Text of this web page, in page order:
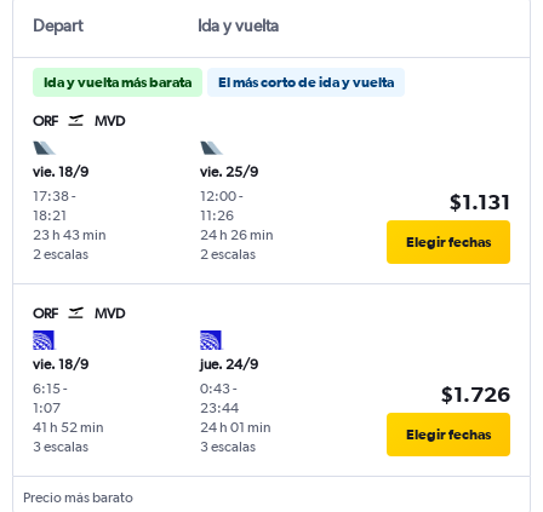
Depart Ida y vuelta
Ida y vuelta más barata El más corto de ida y vuelta
ORF MVD
vie. 18/9
17:38-
18:21
2 escalas
23 h 43 min
vie. 25/9
12:00-
11:26
2 escalas
24 h 26 min
$1.131
Elegir fechas
ORF MVD
vie. 18/9
6:15-
1:07
3 escalas
41 h 52 min
jue. 24/9
0:43-
23:44
3 escalas
24 h 01 min
$1.726
Elegir fechas
Precio más barato